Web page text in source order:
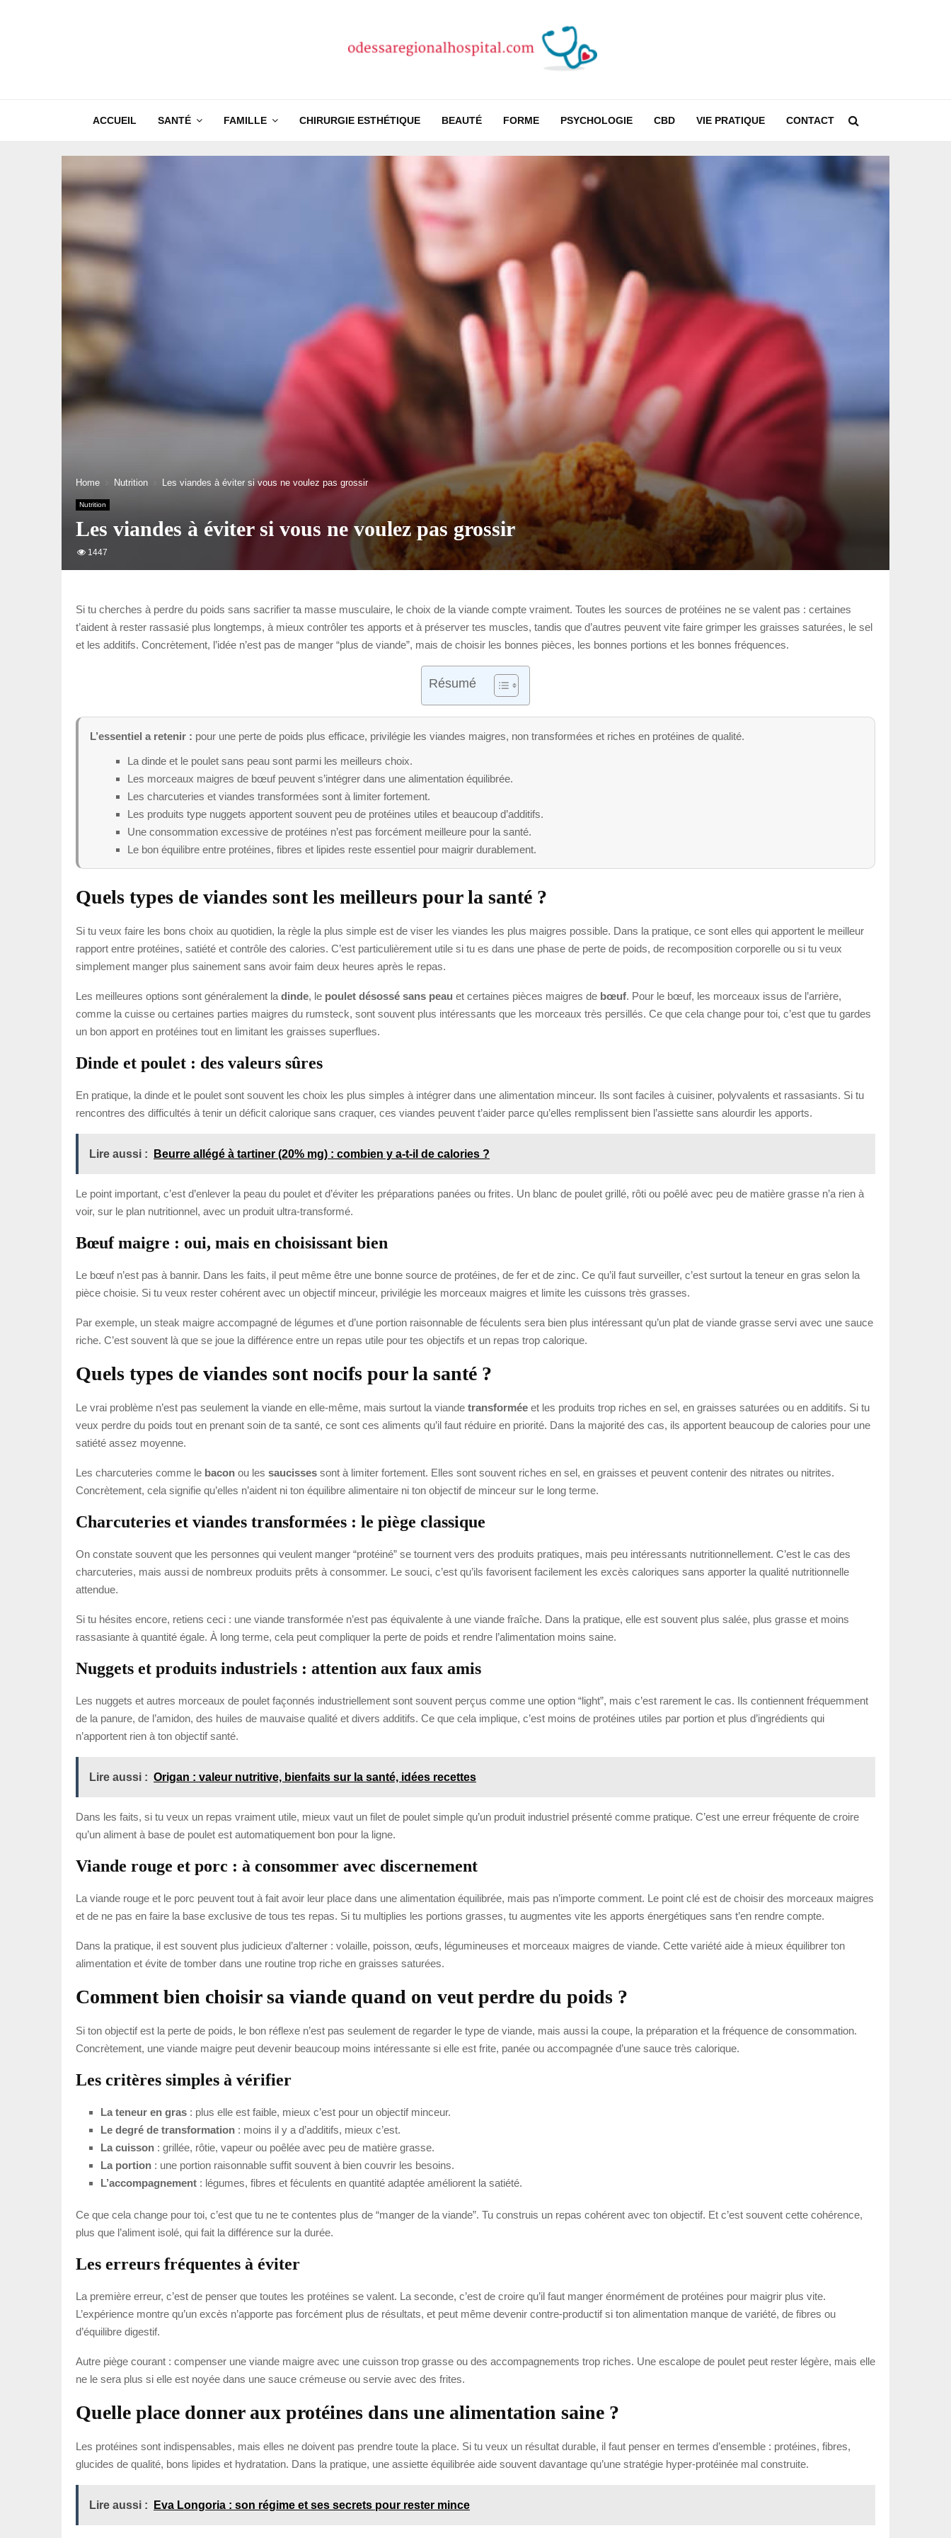
ACCUEIL SANTÉ FAMILLE CHIRURGIE ESTHÉTIQUE BEAUTÉ FORME PSYCHOLOGIE CBD VIE PRATIQUE CONTACT
Home Nutrition Les viandes à éviter si vous ne voulez pas grossir
Nutrition
Les viandes à éviter si vous ne voulez pas grossir
1447
Si tu cherches à perdre du poids sans sacrifier ta masse musculaire, le choix de la viande compte vraiment. Toutes les sources de protéines ne se valent pas : certaines
t’aident à rester rassasié plus longtemps, à mieux contrôler tes apports et à préserver tes muscles, tandis que d’autres peuvent vite faire grimper les graisses saturées, le sel
et les additifs. Concrètement, l’idée n’est pas de manger “plus de viande”, mais de choisir les bonnes pièces, les bonnes portions et les bonnes fréquences.
Résumé
L’essentiel a retenir : pour une perte de poids plus efficace, privilégie les viandes maigres, non transformées et riches en protéines de qualité.
La dinde et le poulet sans peau sont parmi les meilleurs choix.
Les morceaux maigres de bœuf peuvent s’intégrer dans une alimentation équilibrée.
Les charcuteries et viandes transformées sont à limiter fortement.
Les produits type nuggets apportent souvent peu de protéines utiles et beaucoup d’additifs.
Une consommation excessive de protéines n’est pas forcément meilleure pour la santé.
Le bon équilibre entre protéines, fibres et lipides reste essentiel pour maigrir durablement.
Quels types de viandes sont les meilleurs pour la santé ?
Si tu veux faire les bons choix au quotidien, la règle la plus simple est de viser les viandes les plus maigres possible. Dans la pratique, ce sont elles qui apportent le meilleur
rapport entre protéines, satiété et contrôle des calories. C’est particulièrement utile si tu es dans une phase de perte de poids, de recomposition corporelle ou si tu veux
simplement manger plus sainement sans avoir faim deux heures après le repas.
Les meilleures options sont généralement la dinde, le poulet désossé sans peau et certaines pièces maigres de bœuf. Pour le bœuf, les morceaux issus de l’arrière,
comme la cuisse ou certaines parties maigres du rumsteck, sont souvent plus intéressants que les morceaux très persillés. Ce que cela change pour toi, c’est que tu gardes
un bon apport en protéines tout en limitant les graisses superflues.
Dinde et poulet : des valeurs sûres
En pratique, la dinde et le poulet sont souvent les choix les plus simples à intégrer dans une alimentation minceur. Ils sont faciles à cuisiner, polyvalents et rassasiants. Si tu
rencontres des difficultés à tenir un déficit calorique sans craquer, ces viandes peuvent t’aider parce qu’elles remplissent bien l’assiette sans alourdir les apports.
Lire aussi : Beurre allégé à tartiner (20% mg) : combien y a-t-il de calories ?
Le point important, c’est d’enlever la peau du poulet et d’éviter les préparations panées ou frites. Un blanc de poulet grillé, rôti ou poêlé avec peu de matière grasse n’a rien à
voir, sur le plan nutritionnel, avec un produit ultra-transformé.
Bœuf maigre : oui, mais en choisissant bien
Le bœuf n’est pas à bannir. Dans les faits, il peut même être une bonne source de protéines, de fer et de zinc. Ce qu’il faut surveiller, c’est surtout la teneur en gras selon la
pièce choisie. Si tu veux rester cohérent avec un objectif minceur, privilégie les morceaux maigres et limite les cuissons très grasses.
Par exemple, un steak maigre accompagné de légumes et d’une portion raisonnable de féculents sera bien plus intéressant qu’un plat de viande grasse servi avec une sauce
riche. C’est souvent là que se joue la différence entre un repas utile pour tes objectifs et un repas trop calorique.
Quels types de viandes sont nocifs pour la santé ?
Le vrai problème n’est pas seulement la viande en elle-même, mais surtout la viande transformée et les produits trop riches en sel, en graisses saturées ou en additifs. Si tu
veux perdre du poids tout en prenant soin de ta santé, ce sont ces aliments qu’il faut réduire en priorité. Dans la majorité des cas, ils apportent beaucoup de calories pour une
satiété assez moyenne.
Les charcuteries comme le bacon ou les saucisses sont à limiter fortement. Elles sont souvent riches en sel, en graisses et peuvent contenir des nitrates ou nitrites.
Concrètement, cela signifie qu’elles n’aident ni ton équilibre alimentaire ni ton objectif de minceur sur le long terme.
Charcuteries et viandes transformées : le piège classique
On constate souvent que les personnes qui veulent manger “protéiné” se tournent vers des produits pratiques, mais peu intéressants nutritionnellement. C’est le cas des
charcuteries, mais aussi de nombreux produits prêts à consommer. Le souci, c’est qu’ils favorisent facilement les excès caloriques sans apporter la qualité nutritionnelle
attendue.
Si tu hésites encore, retiens ceci : une viande transformée n’est pas équivalente à une viande fraîche. Dans la pratique, elle est souvent plus salée, plus grasse et moins
rassasiante à quantité égale. À long terme, cela peut compliquer la perte de poids et rendre l’alimentation moins saine.
Nuggets et produits industriels : attention aux faux amis
Les nuggets et autres morceaux de poulet façonnés industriellement sont souvent perçus comme une option “light”, mais c’est rarement le cas. Ils contiennent fréquemment
de la panure, de l’amidon, des huiles de mauvaise qualité et divers additifs. Ce que cela implique, c’est moins de protéines utiles par portion et plus d’ingrédients qui
n’apportent rien à ton objectif santé.
Lire aussi : Origan : valeur nutritive, bienfaits sur la santé, idées recettes
Dans les faits, si tu veux un repas vraiment utile, mieux vaut un filet de poulet simple qu’un produit industriel présenté comme pratique. C’est une erreur fréquente de croire
qu’un aliment à base de poulet est automatiquement bon pour la ligne.
Viande rouge et porc : à consommer avec discernement
La viande rouge et le porc peuvent tout à fait avoir leur place dans une alimentation équilibrée, mais pas n’importe comment. Le point clé est de choisir des morceaux maigres
et de ne pas en faire la base exclusive de tous tes repas. Si tu multiplies les portions grasses, tu augmentes vite les apports énergétiques sans t’en rendre compte.
Dans la pratique, il est souvent plus judicieux d’alterner : volaille, poisson, œufs, légumineuses et morceaux maigres de viande. Cette variété aide à mieux équilibrer ton
alimentation et évite de tomber dans une routine trop riche en graisses saturées.
Comment bien choisir sa viande quand on veut perdre du poids ?
Si ton objectif est la perte de poids, le bon réflexe n’est pas seulement de regarder le type de viande, mais aussi la coupe, la préparation et la fréquence de consommation.
Concrètement, une viande maigre peut devenir beaucoup moins intéressante si elle est frite, panée ou accompagnée d’une sauce très calorique.
Les critères simples à vérifier
La teneur en gras : plus elle est faible, mieux c’est pour un objectif minceur.
Le degré de transformation : moins il y a d’additifs, mieux c’est.
La cuisson : grillée, rôtie, vapeur ou poêlée avec peu de matière grasse.
La portion : une portion raisonnable suffit souvent à bien couvrir les besoins.
L’accompagnement : légumes, fibres et féculents en quantité adaptée améliorent la satiété.
Ce que cela change pour toi, c’est que tu ne te contentes plus de “manger de la viande”. Tu construis un repas cohérent avec ton objectif. Et c’est souvent cette cohérence,
plus que l’aliment isolé, qui fait la différence sur la durée.
Les erreurs fréquentes à éviter
La première erreur, c’est de penser que toutes les protéines se valent. La seconde, c’est de croire qu’il faut manger énormément de protéines pour maigrir plus vite.
L’expérience montre qu’un excès n’apporte pas forcément plus de résultats, et peut même devenir contre-productif si ton alimentation manque de variété, de fibres ou
d’équilibre digestif.
Autre piège courant : compenser une viande maigre avec une cuisson trop grasse ou des accompagnements trop riches. Une escalope de poulet peut rester légère, mais elle
ne le sera plus si elle est noyée dans une sauce crémeuse ou servie avec des frites.
Quelle place donner aux protéines dans une alimentation saine ?
Les protéines sont indispensables, mais elles ne doivent pas prendre toute la place. Si tu veux un résultat durable, il faut penser en termes d’ensemble : protéines, fibres,
glucides de qualité, bons lipides et hydratation. Dans la pratique, une assiette équilibrée aide souvent davantage qu’une stratégie hyper-protéinée mal construite.
Lire aussi : Eva Longoria : son régime et ses secrets pour rester mince